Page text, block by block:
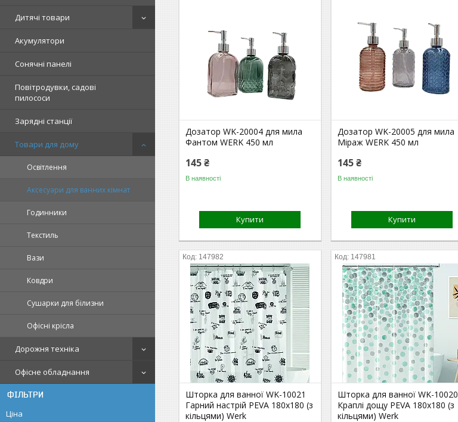
Дитячі товари
Акумулятори
Сонячні панелі
Повітродувки, садові
пилососи
Зарядні станції
Товари для дому
Освітлення
Аксесуари для ванних кімнат
Годинники
Текстиль
Вази
Ковдри
Сушарки для білизни
Офісні крісла
Дорожня техніка
Офісне обладнання
ФІЛЬТРИ
Ціна
Дозатор WK-20004 для мила
Фантом WERK 450 мл
145 ₴
В наявності
Купити
Дозатор WK-20005 для мила
Міраж WERK 450 мл
145 ₴
В наявності
Купити
147982
Шторка для ванної WK-10021
Гарний настрій PEVA 180x180 (з
кільцями) Werk
147981
Шторка для ванної WK-10020
Краплі дощу PEVA 180x180 (з
кільцями) Werk